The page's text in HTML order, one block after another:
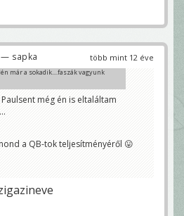
több mint 12 éve
— sapka
már a sokadik....faszák vagyunk
még én is eltaláltam
a QB-tok teljesítményéről 😛